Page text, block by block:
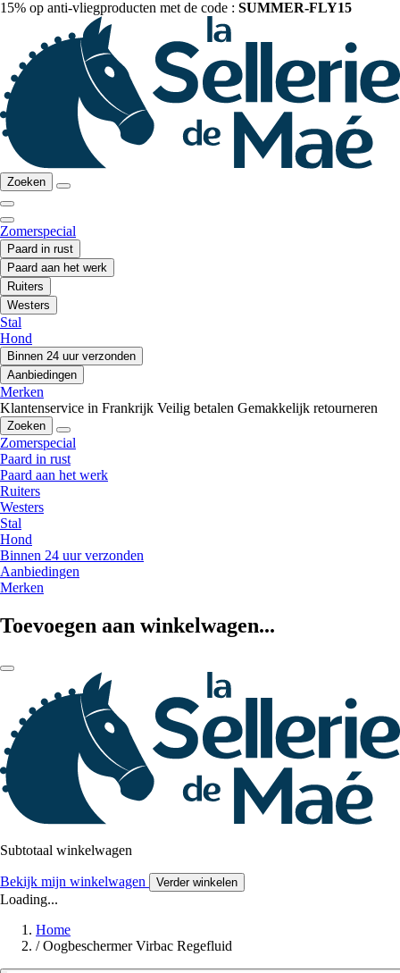
15% op anti-vliegproducten met de code : SUMMER-FLY15
Zoeken
Zomerspecial
Paard in rust
Paard aan het werk
Ruiters
Westers
Stal
Hond
Binnen 24 uur verzonden
Aanbiedingen
Merken
Klantenservice in Frankrijk Veilig betalen Gemakkelijk retourneren
Zoeken
Zomerspecial
Paard in rust
Paard aan het werk
Ruiters
Westers
Stal
Hond
Binnen 24 uur verzonden
Aanbiedingen
Merken
Toevoegen aan winkelwagen...
Subtotaal winkelwagen
Bekijk mijn winkelwagen Verder winkelen
Loading...
Home
/ Oogbeschermer Virbac Regefluid